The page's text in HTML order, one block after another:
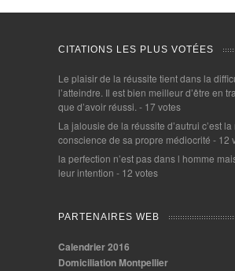
CITATIONS LES PLUS VOTÉES
Le plaisir de la réussite tient dans la
l’atteindre. Il est bien meilleur d’être en
que d’avoir réussi. - 17 votes
La jalousie de la réussite d’autrui c’est
conscience de sa propre médiocrité - 12
la perfection n’est pas dans l homme
leur intention - 12 votes
PARTENAIRES WEB
Calendrier 2016
Domiciliation Montpellier